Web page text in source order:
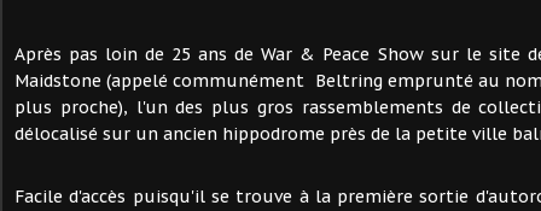
Après pas loin de 25 ans de War & Peace Show sur le site
Maidstone (appelé communément Beltring emprunté au
plus proche), l'un des plus gros rassemblements de
délocalisé sur un ancien hippodrome près de la petite ville
Facile d'accès puisqu'il se trouve à la première sortie